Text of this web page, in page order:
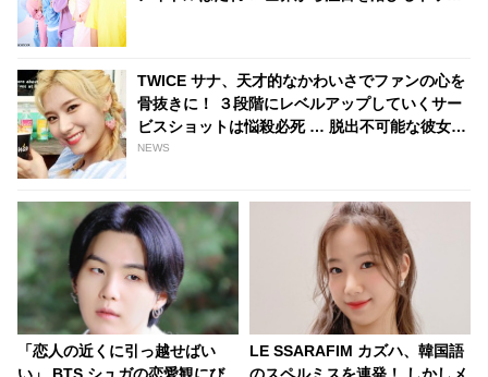
TWICE サナ、天才的なかわいさでファンの心を
骨抜きに！ ３段階にレベルアップしていくサー
ビスショットは悩殺必死 … 脱出不可能な彼女の
キュートさにハマってしまうONCE続出
NEWS
「恋人の近くに引っ越せばい
LE SSARAFIM カズハ、韓国語